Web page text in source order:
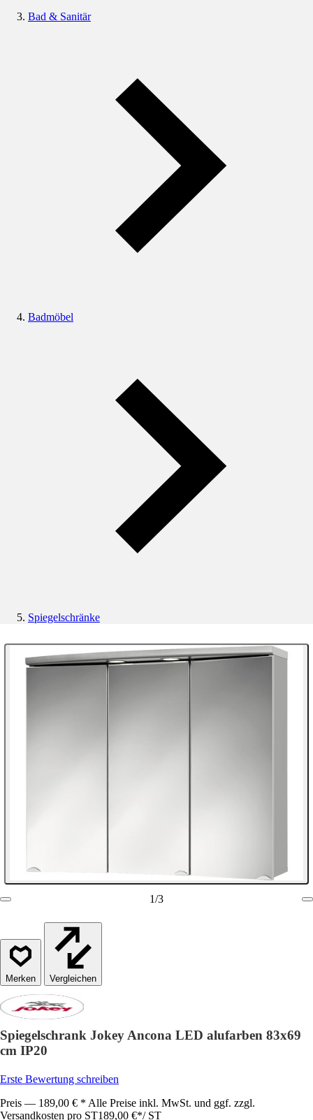
Bad & Sanitär
Badmöbel
Spiegelschränke
1/3
Vergleichen
Spiegelschrank Jokey Ancona LED alufarben 83x69
cm IP20
Erste Bewertung schreiben
Preis — 189,00 € * Alle Preise inkl. MwSt. und ggf. zzgl.
Versandkosten pro ST189,00 €*/ ST